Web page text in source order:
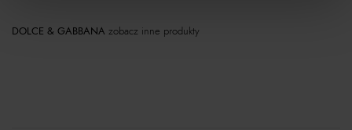
DOLCE & GABBANA zobacz inne produkty